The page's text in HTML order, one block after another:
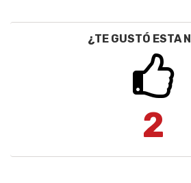
¿TE GUSTÓ ESTA
2